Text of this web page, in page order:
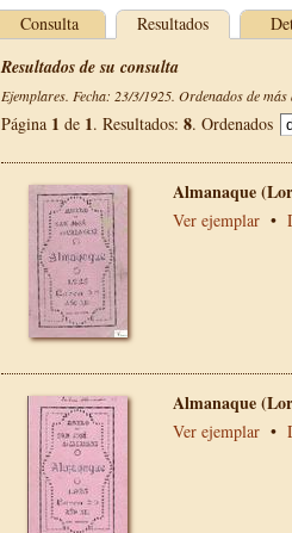
Consulta Resultados
Resultados de su consulta
Ejemplares. Fecha: 23/3/1925. Ordenados de más
Página 1 de 1. Resultados: 8. Ordenados
Almanaque
Ver ejemplar •
Almanaque
Ver ejemplar •